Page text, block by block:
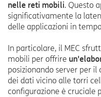
nelle reti mobili. Questo
significativamente la
delle applicazioni in
In particolare, il MEC
mobili per offrire
posizionando server per
dei dati vicino alle torri
configurazione è cruciale